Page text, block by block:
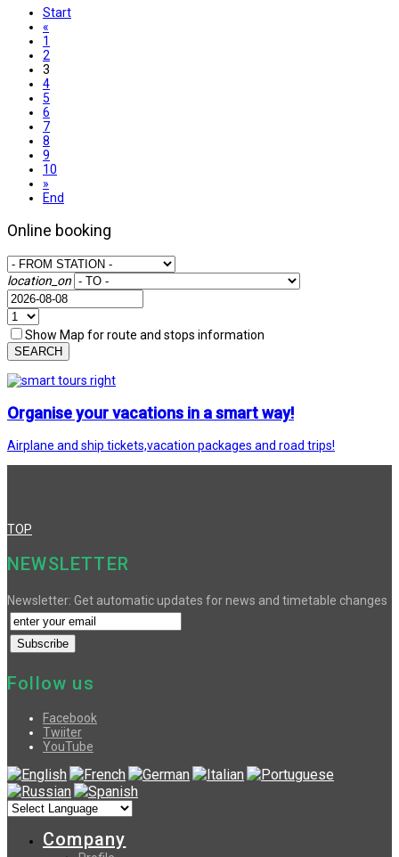
Start
«
1
2
3
4
5
6
7
8
9
10
»
End
Online booking
location_on
Show Map for route and stops information
SEARCH
Organise your vacations in a smart way!
Airplane and ship tickets,vacation packages and road trips!
TOP
NEWSLETTER
Newsletter: Get automatic updates for news and timetable changes
Follow us
Facebook
Twiiter
YouTube
Company